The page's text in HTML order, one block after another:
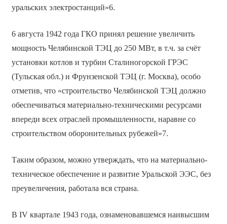
уральских электростанций»6.
6 августа 1942 года ГКО принял решение увеличить
мощность Челябинской ТЭЦ до 250 МВт, в т.ч. за счёт
установки котлов и турбин Сталиногорской ГРЭС
(Тульская обл.) и Фрунзенской ТЭЦ (г. Москва), особо
отметив, что «строительство Челябинской ТЭЦ должно
обеспечиваться материально-техническими ресурсами
впереди всех отраслей промышленности, наравне со
строительством оборонительных рубежей»7.
Таким образом, можно утверждать, что на материально-
техническое обеспечение и развитие Уральской ЭЭС, без
преувеличения, работала вся страна.
В IV квартале 1943 года, ознаменовавшемся наивысшим